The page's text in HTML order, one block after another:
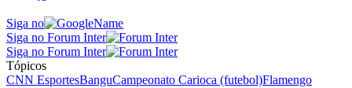
Siga no
Siga no Forum Inter
Siga no Forum Inter
Tópicos
CNN EsportesBanguCampeonato Carioca (futebol)Flamengo